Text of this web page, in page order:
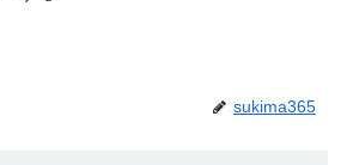
sukima365